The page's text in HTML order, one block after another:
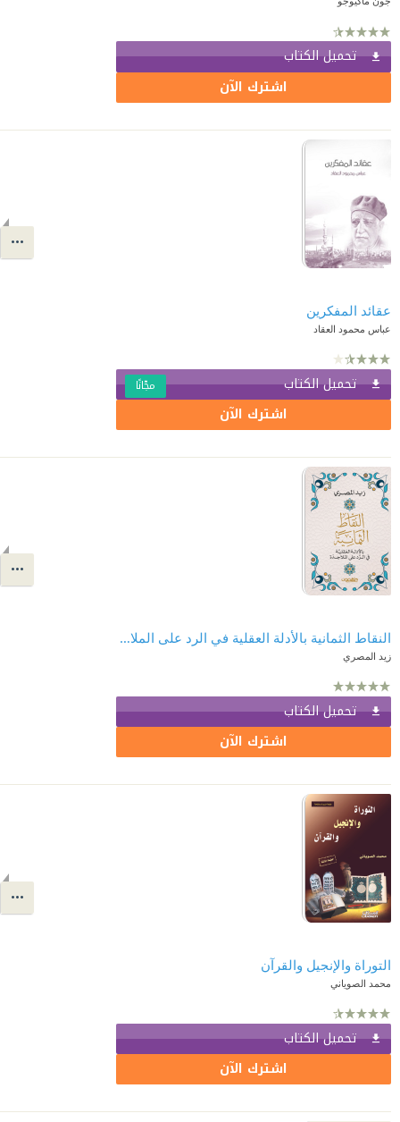
تحميل الكتاب
اشترك الآن
عقائد المفكرين
عباس محمود العقاد
تحميل الكتاب مجّانًا
اشترك الآن
النقاط الثمانية بالأدلة العقلية في الرد على الملاحدة
زيد المصري
تحميل الكتاب
اشترك الآن
التوراة والإنجيل والقرآن
محمد الصوياني
تحميل الكتاب
اشترك الآن